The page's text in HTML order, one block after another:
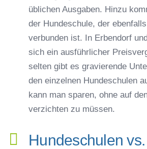
üblichen Ausgaben. Hinzu
der Hundeschule, der
verbunden ist. In Erbendorf
sich ein ausführlicher
selten gibt es gravierende
den einzelnen Hundeschulen
kann man sparen, ohne auf
verzichten zu müssen.
Hundeschulen vs.